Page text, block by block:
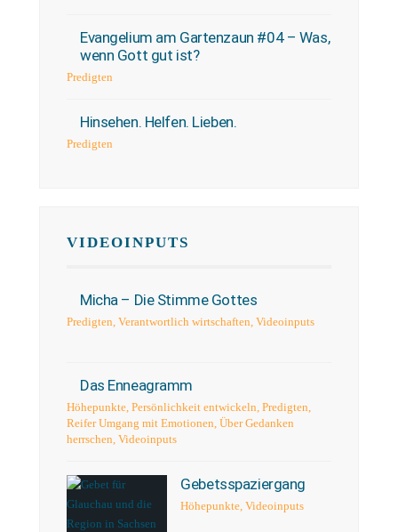
Evangelium am Gartenzaun #04 – Was,
wenn Gott gut ist?
Predigten
Hinsehen. Helfen. Lieben.
Predigten
VIDEOINPUTS
Micha – Die Stimme Gottes
Predigten, Verantwortlich wirtschaften, Videoinputs
Das Enneagramm
Höhepunkte, Persönlichkeit entwickeln, Predigten,
Reifer Umgang mit Emotionen, Über Gedanken
herrschen, Videoinputs
Gebetsspaziergang
Höhepunkte,Videoinputs